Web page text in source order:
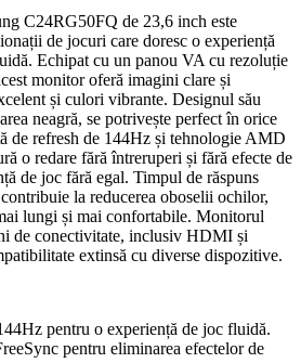
C24RG50FQ de 23,6 inch este
de jocuri care doresc o experiență
Echipat cu un panou VA cu rezoluție
monitor oferă imagini clare și
și culori vibrante. Designul său
neagră, se potrivește perfect în orice
de refresh de 144Hz și tehnologie AMD
o redare fără întreruperi și fără efecte de
de joc fără egal. Timpul de răspuns
la reducerea oboselii ochilor,
lungi și mai confortabile. Monitorul
de conectivitate, inclusiv HDMI și
extinsă cu diverse dispozitive.
pentru o experiență de joc fluidă.
pentru eliminarea efectelor de